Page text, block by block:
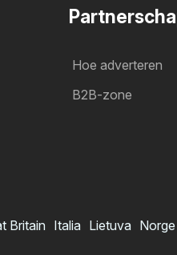
Hoe adverteren
B2B-zone
Britain Italia Lietuva Norge